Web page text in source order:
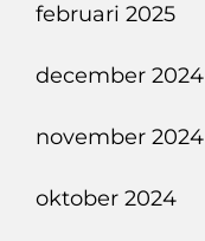
februari 2025
december 2024
november 2024
oktober 2024